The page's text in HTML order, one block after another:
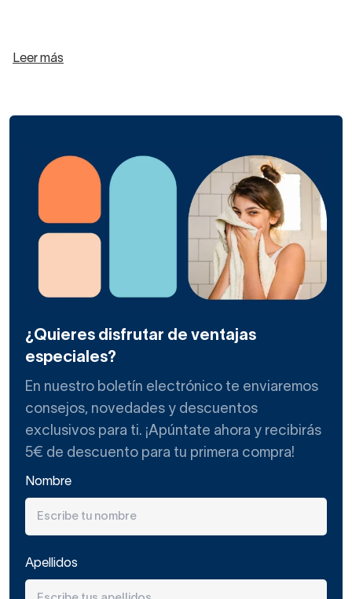
Leer más
¿Quieres disfrutar de ventajas
especiales?
En nuestro boletín electrónico te enviaremos
consejos, novedades y descuentos
exclusivos para ti. ¡Apúntate ahora y recibirás
5€ de descuento para tu primera compra!
Nombre
Apellidos